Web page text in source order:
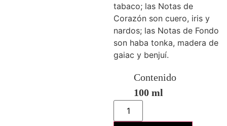
tabaco; las Notas de
Corazón son cuero, iris y
nardos; las Notas de Fondo
son haba tonka, madera de
gaiac y benjuí.
Contenido
100 ml